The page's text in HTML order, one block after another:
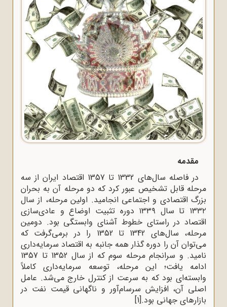
مقدمه
در فاصله سال‌های 1332 تا 1357 اقتصاد ایران از سه
مرحله قابل تشخیص عبور کرد که دو مرحله آن به بحران
بزرگ اقتصادی و اجتماعی انجامید. اولین مرحله، از سال
۱۳۳۲ تا سال ۱۳۳۹ دوره تثبیت اوضاع و عادی‌سازی
اقتصاد در راستای خطوط آشنای وابستگی بود. دومین
مرحله، سال‌های 1342 تا 1352 را در برمی‌گرفت که
می‌توان آن را دوره گذار همه جانبه به اقتصاد سرمایه‌داری
نامید. و سرانجام مرحله سوم که از سال 1352 تا 1357
ادامه یافت؛ این مرحله، توسعه سرمایه‌داری کاملاً
وابسته‌ای بود که به سرعت از کنترل خارج می‌شد. عامل
اصلی آن، افزایش سرسام‌آور و ناگهانی قیمت نفت در
بازارهای جهانی بود.[1]